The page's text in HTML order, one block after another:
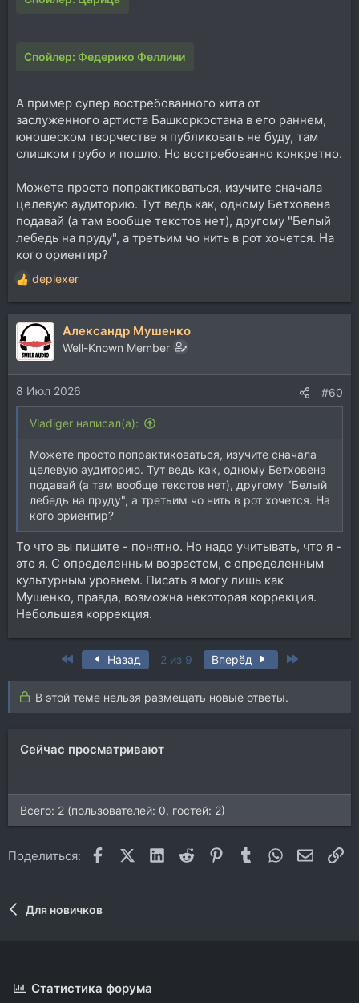
Спойлер: Федерико Феллини
А пример супер востребованного хита от
заслуженного артиста Башкоркостана в его раннем,
юношеском творчестве я публиковать не буду, там
слишком грубо и пошло. Но востребованно конкретно.
Можете просто попрактиковаться, изучите сначала
целевую аудиторию. Тут ведь как, одному Бетховена
подавай (а там вообще текстов нет), другому "Белый
лебедь на пруду", а третьим чо нить в рот хочется. На
кого ориентир?
Р
е
а
ц
и
и
:
deplexer
Александр Мушенко
Well-Known Member
8 Июл 2026 #60
Vladiger написал(а):
Можете просто попрактиковаться, изучите сначала
целевую аудиторию. Тут ведь как, одному Бетховена
подавай (а там вообще текстов нет), другому "Белый
лебедь на пруду", а третьим чо нить в рот хочется. На
кого ориентир?
То что вы пишите - понятно. Но надо учитывать, что я -
это я. С определенным возрастом, с определенным
культурным уровнем. Писать я могу лишь как
Мушенко, правда, возможна некоторая коррекция.
Небольшая коррекция.
First Назад 2 из 9 Вперёд
В этой теме нельзя размещать новые ответы.
Сейчас просматривают
Всего: 2 (пользователей: 0, гостей: 2)
Поделиться: FacebookX (Twitter)
LinkedIn
Reddit Pinterest
Tumblr WhatsApp
Для новичков
Статистика форума